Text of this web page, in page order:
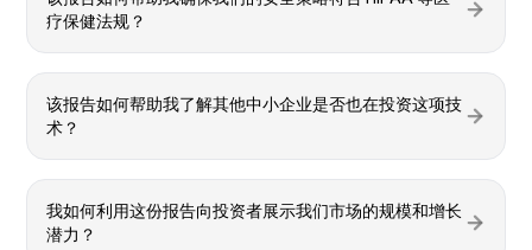
疗保健法规？
该报告如何帮助我了解其他中小企业是否也在投资这项技
术？
我如何利用这份报告向投资者展示我们市场的规模和增长
潜力？